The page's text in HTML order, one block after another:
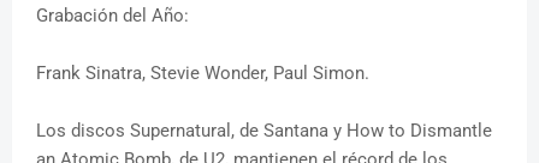
Grabación del Año:
Frank Sinatra, Stevie Wonder, Paul Simon.
Los discos Supernatural, de Santana y How to Dismantle